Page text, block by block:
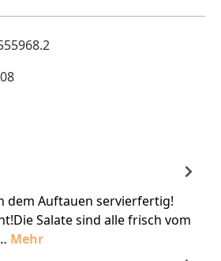
dem Auftauen servierfertig!
Salate sind alle frisch vom
Mehr